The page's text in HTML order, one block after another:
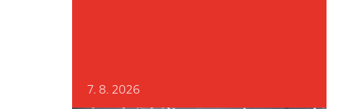
7. 8. 2026